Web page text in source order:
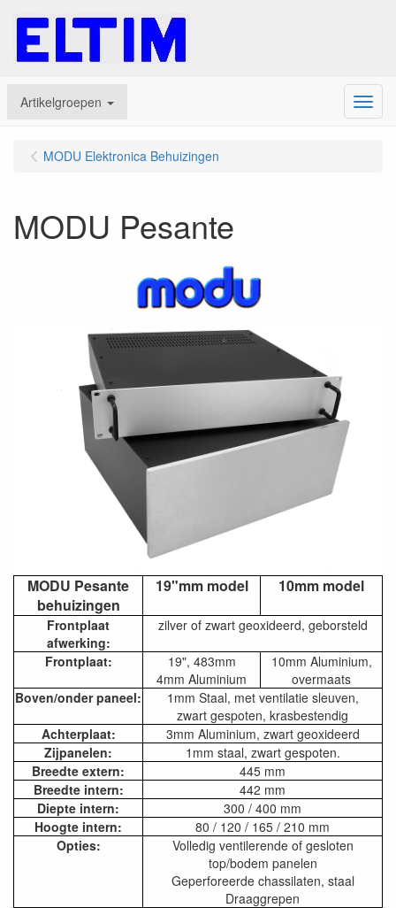
Artikelgroepen Menu
MODU Elektronica Behuizingen
MODU Pesante
MODU Pesante
behuizingen
19"mm model 10mm model
Frontplaat
afwerking:
zilver of zwart geoxideerd, geborsteld
Frontplaat:
19", 483mm
4mm Aluminium
10mm Aluminium,
overmaats
Boven/onder paneel:
1mm Staal, met ventilatie sleuven,
zwart gespoten, krasbestendig
Achterplaat:
3mm Aluminium, zwart geoxideerd
Zijpanelen:
1mm staal, zwart gespoten.
Breedte extern:
445 mm
Breedte intern:
442 mm
Diepte intern:
300 / 400 mm
Hoogte intern:
80 / 120 / 165 / 210 mm
Opties:
Volledig ventilerende of gesloten
top/bodem panelen
Geperforeerde chassilaten, staal
Draaggrepen